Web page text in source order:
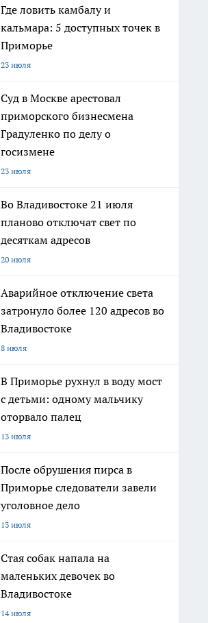
Где ловить камбалу и
кальмара: 5 доступных точек в
Приморье
23 июля
Суд в Москве арестовал
приморского бизнесмена
Градуленко по делу о
госизмене
23 июля
Во Владивостоке 21 июля
планово отключат свет по
десяткам адресов
20 июля
Аварийное отключение света
затронуло более 120 адресов во
Владивостоке
8 июля
В Приморье рухнул в воду мост
с детьми: одному мальчику
оторвало палец
13 июля
После обрушения пирса в
Приморье следователи завели
уголовное дело
13 июля
Стая собак напала на
маленьких девочек во
Владивостоке
14 июля